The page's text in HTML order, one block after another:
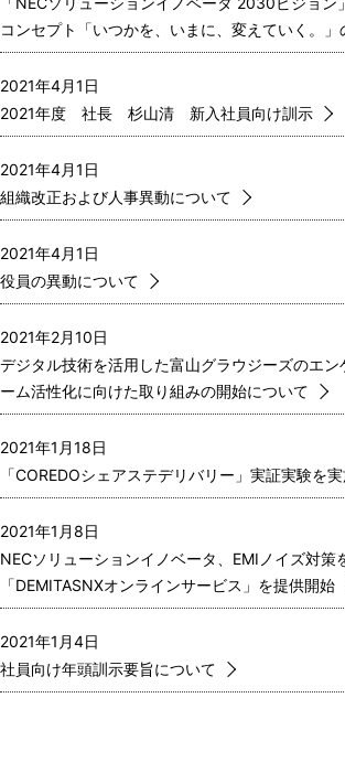
コンセプト「いつかを、いまに、変えていく。」
2021年4月1日
2021年度 社長 杉山清 新入社員向け訓示
2021年4月1日
組織改正および人事異動について
2021年4月1日
役員の異動について
2021年2月10日
デジタル技術を活用した富山グラウジーズのエ
ーム活性化に向けた取り組みの開始について
2021年1月18日
「COREDOシェアステデリバリー」実証実験を
2021年1月8日
NECソリューションイノベータ、EMIノイズ対策
「DEMITASNXオンラインサービス」を提供開始
2021年1月4日
社員向け年頭訓示要旨について